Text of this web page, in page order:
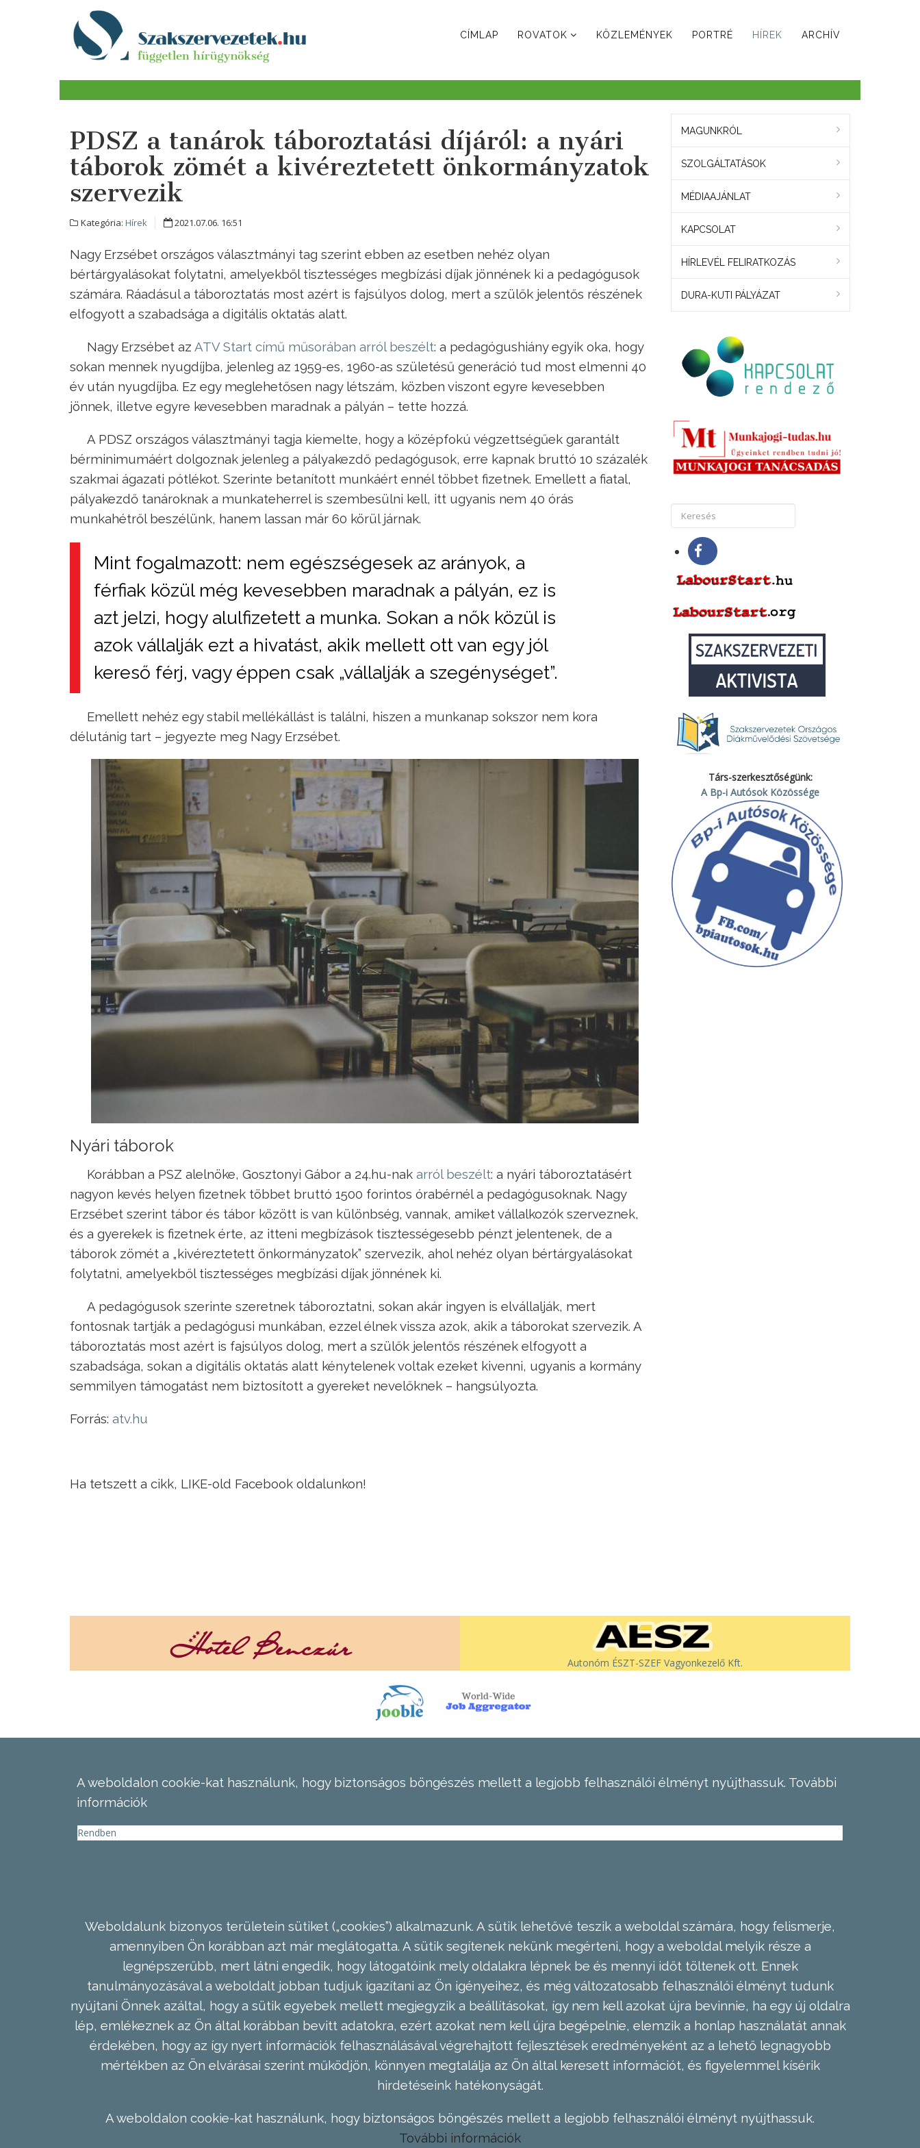
CÍMLAP ROVATOK KÖZLEMÉNYEK PORTRÉ HÍREK ARCHÍV
PDSZ a tanárok táboroztatási díjáról: a nyári
táborok zömét a kivéreztetett önkormányzatok
szervezik
Kategória: Hírek 2021.07.06. 16:51
Nagy Erzsébet országos választmányi tag szerint ebben az esetben nehéz olyan
bértárgyalásokat folytatni, amelyekből tisztességes megbízási díjak jönnének ki a pedagógusok
számára. Ráadásul a táboroztatás most azért is fajsúlyos dolog, mert a szülők jelentős részének
elfogyott a szabadsága a digitális oktatás alatt.
Nagy Erzsébet az ATV Start című műsorában arról beszélt: a pedagógushiány egyik oka, hogy
sokan mennek nyugdíjba, jelenleg az 1959-es, 1960-as születésű generáció tud most elmenni 40
év után nyugdíjba. Ez egy meglehetősen nagy létszám, közben viszont egyre kevesebben
jönnek, illetve egyre kevesebben maradnak a pályán – tette hozzá.
A PDSZ országos választmányi tagja kiemelte, hogy a középfokú végzettségűek garantált
bérminimumáért dolgoznak jelenleg a pályakezdő pedagógusok, erre kapnak bruttó 10 százalék
szakmai ágazati pótlékot. Szerinte betanított munkáért ennél többet fizetnek. Emellett a fiatal,
pályakezdő tanároknak a munkateherrel is szembesülni kell, itt ugyanis nem 40 órás
munkahétről beszélünk, hanem lassan már 60 körül járnak.
Mint fogalmazott: nem egészségesek az arányok, a
férfiak közül még kevesebben maradnak a pályán, ez is
azt jelzi, hogy alulfizetett a munka. Sokan a nők közül is
azok vállalják ezt a hivatást, akik mellett ott van egy jól
kereső férj, vagy éppen csak „vállalják a szegénységet”.
Emellett nehéz egy stabil mellékállást is találni, hiszen a munkanap sokszor nem kora
délutánig tart – jegyezte meg Nagy Erzsébet.
Nyári táborok
Korábban a PSZ alelnöke, Gosztonyi Gábor a 24.hu-nak arról beszélt: a nyári táboroztatásért
nagyon kevés helyen fizetnek többet bruttó 1500 forintos órabérnél a pedagógusoknak. Nagy
Erzsébet szerint tábor és tábor között is van különbség, vannak, amiket vállalkozók szerveznek,
és a gyerekek is fizetnek érte, az itteni megbízások tisztességesebb pénzt jelentenek, de a
táborok zömét a „kivéreztetett önkormányzatok” szervezik, ahol nehéz olyan bértárgyalásokat
folytatni, amelyekből tisztességes megbízási díjak jönnének ki.
A pedagógusok szerinte szeretnek táboroztatni, sokan akár ingyen is elvállalják, mert
fontosnak tartják a pedagógusi munkában, ezzel élnek vissza azok, akik a táborokat szervezik. A
táboroztatás most azért is fajsúlyos dolog, mert a szülők jelentős részének elfogyott a
szabadsága, sokan a digitális oktatás alatt kénytelenek voltak ezeket kivenni, ugyanis a kormány
semmilyen támogatást nem biztosított a gyereket nevelőknek – hangsúlyozta.
Forrás: atv.hu
Ha tetszett a cikk, LIKE-old Facebook oldalunkon!
MAGUNKRÓL
SZOLGÁLTATÁSOK
MÉDIAAJÁNLAT
KAPCSOLAT
HÍRLEVÉL FELIRATKOZÁS
DURA-KUTI PÁLYÁZAT
Társ-szerkesztőségünk:
A Bp-i Autósok Közössége
Autonóm ÉSZT-SZEF Vagyonkezelő Kft.
A weboldalon cookie-kat használunk, hogy biztonságos böngészés mellett a legjobb felhasználói élményt nyújthassuk. További
információk
Rendben
Weboldalunk bizonyos területein sütiket („cookies”) alkalmazunk. A sütik lehetővé teszik a weboldal számára, hogy felismerje,
amennyiben Ön korábban azt már meglátogatta. A sütik segítenek nekünk megérteni, hogy a weboldal melyik része a
legnépszerűbb, mert látni engedik, hogy látogatóink mely oldalakra lépnek be és mennyi időt töltenek ott. Ennek
tanulmányozásával a weboldalt jobban tudjuk igazítani az Ön igényeihez, és még változatosabb felhasználói élményt tudunk
nyújtani Önnek azáltal, hogy a sütik egyebek mellett megjegyzik a beállításokat, így nem kell azokat újra bevinnie, ha egy új oldalra
lép, emlékeznek az Ön által korábban bevitt adatokra, ezért azokat nem kell újra begépelnie, elemzik a honlap használatát annak
érdekében, hogy az így nyert információk felhasználásával végrehajtott fejlesztések eredményeként az a lehető legnagyobb
mértékben az Ön elvárásai szerint működjön, könnyen megtalálja az Ön által keresett információt, és figyelemmel kísérik
hirdetéseink hatékonyságát.
A weboldalon cookie-kat használunk, hogy biztonságos böngészés mellett a legjobb felhasználói élményt nyújthassuk.
További információk